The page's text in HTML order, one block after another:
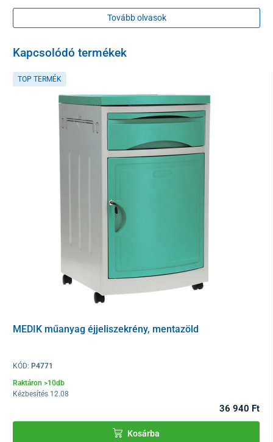
Paraméterek
Maximális felhasználói súly
Minimális felhasználói súly
Méretek felfújva 200 x 88 cm
Könyvjelző mérete
fogyasztó nem gyakorolhatja a 20. § szerinti elállási és
felmondási jogát olyan zárt csomagolású áru tekintetében, amely
egészségvédelmi vagy higiéniai okokból az átadást követő
Tovább olvasok
Kapcsolódó termékek
TOP TERMÉK
MEDIK műanyag éjjeliszekrény, mentazöld
KÓD: P4771
Raktáron >10db
Kézbesítés 12.08
36 940 Ft
Kosárba